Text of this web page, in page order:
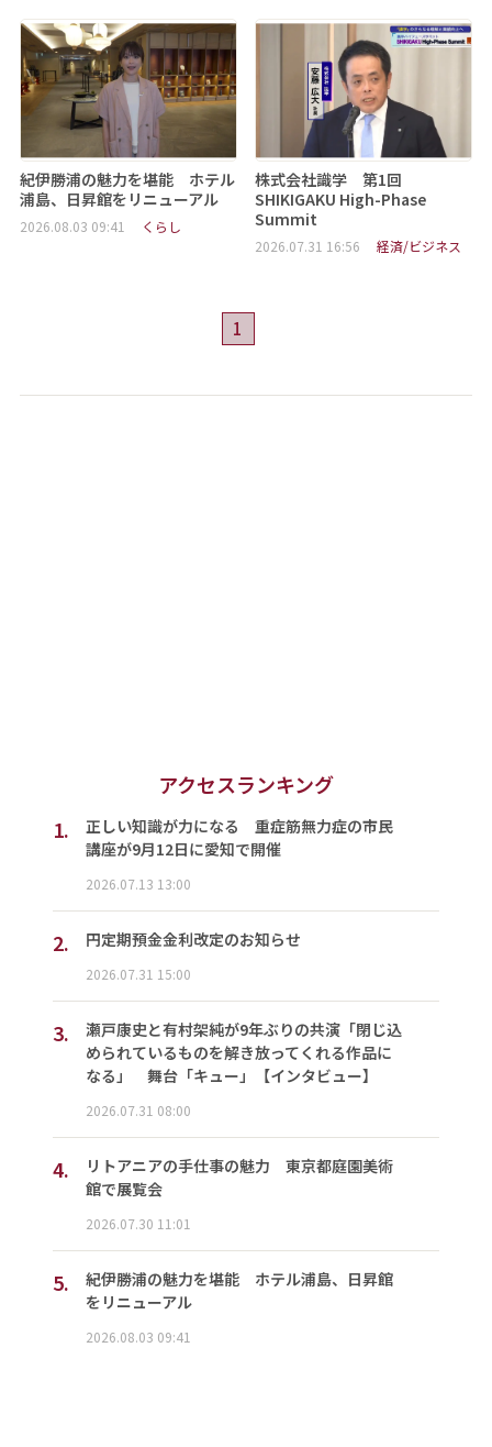
紀伊勝浦の魅力を堪能 ホテル
浦島、日昇館をリニューアル
2026.08.03 09:41 くらし
株式会社識学 第1回
SHIKIGAKU High-Phase
Summit
2026.07.31 16:56 経済/ビジネス
1
アクセスランキング
1.
正しい知識が力になる 重症筋無力症の市民
講座が9月12日に愛知で開催
2026.07.13 13:00
2. 円定期預金金利改定のお知らせ
2026.07.31 15:00
3.
瀬戸康史と有村架純が9年ぶりの共演「閉じ込
められているものを解き放ってくれる作品に
なる」 舞台「キュー」【インタビュー】
2026.07.31 08:00
4.
リトアニアの手仕事の魅力 東京都庭園美術
館で展覧会
2026.07.30 11:01
5.
紀伊勝浦の魅力を堪能 ホテル浦島、日昇館
をリニューアル
2026.08.03 09:41